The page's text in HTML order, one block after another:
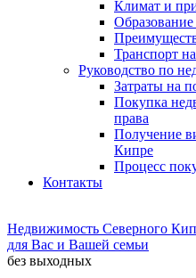
Климат и
Транспорт
Руководство по
Затраты на
Покупка
права
Получение
Кипре
Процесс
Контакты
Недвижимость Северного
для Вас и Вашей семьи
без выходных